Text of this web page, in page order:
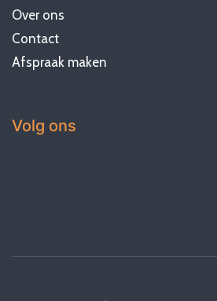
Over ons
Contact
Afspraak maken
Volg ons